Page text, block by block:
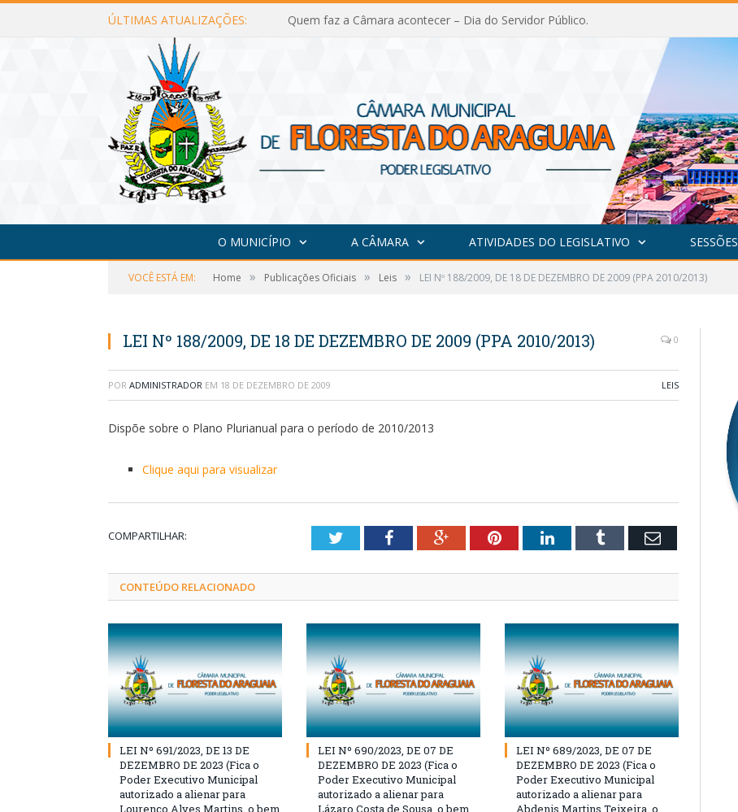
ÚLTIMAS ATUALIZAÇÕES: Quem faz a Câmara acontecer – Dia do Servidor Público.
O MUNICÍPIO A CÂMARA ATIVIDADES DO LEGISLATIVO SESSÕES
VOCÊ ESTÁ EM: Home » Publicações Oficiais » Leis » LEI Nº 188/2009, DE 18 DE DEZEMBRO DE 2009 (PPA 2010/2013)
LEI Nº 188/2009, DE 18 DE DEZEMBRO DE 2009 (PPA 2010/2013) 0
POR ADMINISTRADOR EM 18 DE DEZEMBRO DE 2009 LEIS
Dispõe sobre o Plano Plurianual para o período de 2010/2013
Clique aqui para visualizar
COMPARTILHAR: TwitterFacebookGoogle+PinterestLinkedInTumblr Email
CONTEÚDO RELACIONADO
LEI Nº 691/2023, DE 13 DE
DEZEMBRO DE 2023 (Fica o
Poder Executivo Municipal
autorizado a alienar para
Lourenço Alves Martins, o bem
LEI Nº 690/2023, DE 07 DE
DEZEMBRO DE 2023 (Fica o
Poder Executivo Municipal
autorizado a alienar para
Lázaro Costa de Sousa, o bem
LEI Nº 689/2023, DE 07 DE
DEZEMBRO DE 2023 (Fica o
Poder Executivo Municipal
autorizado a alienar para
Abdenis Martins Teixeira, o